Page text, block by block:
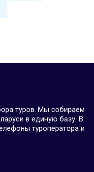
туров. Мы собираем
в единую базу. В
туроператора и